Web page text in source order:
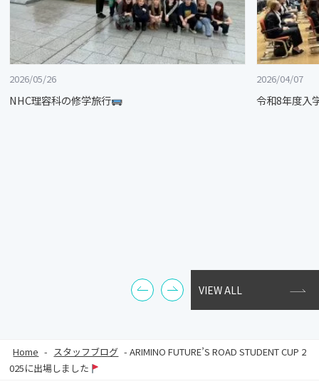
2026/05/26
NHC理容科の修学旅行
2026/04/07
令和8年度入
VIEW ALL
Home - スタッフブログ -ARIMINO FUTURE’S ROAD STUDENT CUP 2
025に出場しました